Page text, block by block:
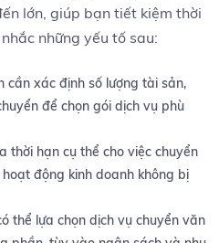
lớn, giúp bạn tiết kiệm thời
những yếu tố sau:
cần xác định ‌số lượng tài sản,
để chọn gói ⁣dịch vụ‌ phù
thời hạn cụ thể cho⁤ việc‌ chuyển‍
⁢động kinh doanh không bị
thể ‍lựa chọn dịch vụ chuyển văn